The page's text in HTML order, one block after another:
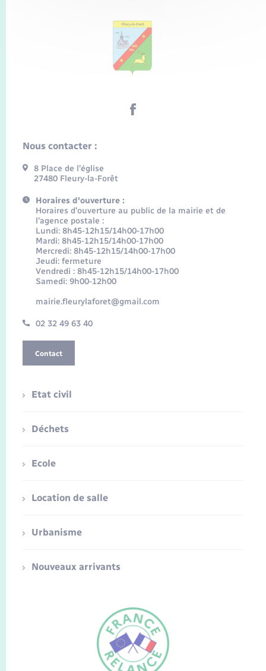
FR
Nous contacter :
8 Place de l’église
27480 Fleury-la-Forêt
Horaires d'ouverture :
Horaires d’ouverture au public de la mairie et de
l’agence postale :
Lundi: 8h45-12h15/14h00-17h00
Mardi: 8h45-12h15/14h00-17h00
Mercredi: 8h45-12h15/14h00-17h00
Jeudi: fermeture
Vendredi : 8h45-12h15/14h00-17h00
Samedi: 9h00-12h00
mairie.fleurylaforet@gmail.com
02 32 49 63 40
Contact
Etat civil
Déchets
Ecole
Location de salle
Urbanisme
Nouveaux arrivants